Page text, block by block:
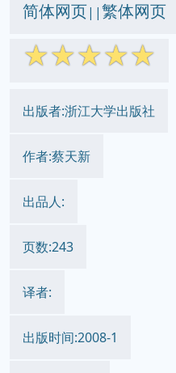
简体网页||繁体网页
☆☆☆☆☆
出版者:浙江大学出版社
作者:蔡天新
出品人:
页数:243
译者:
出版时间:2008-1